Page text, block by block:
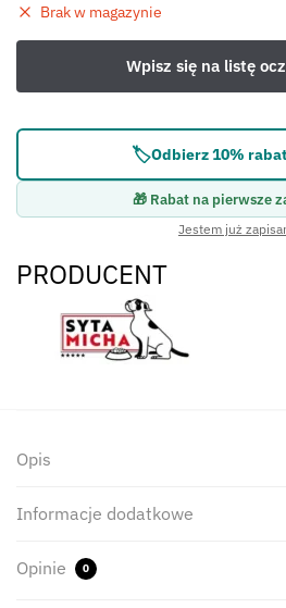
Brak w magazynie
🏷️Odbierz 10%
🎁 Rabat na pierwsze
Jestem już
PRODUCENT
Opis
Informacje dodatkowe
Opinie 0